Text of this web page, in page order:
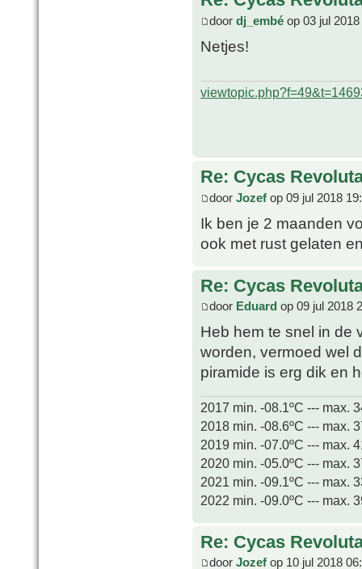
door dj_embé op 03 jul
Netjes!
Re: Cycas
door Jozef op 09 jul 2018
Ik ben je 2 maanden
ook met rust gelaten
Re: Cycas
door Eduard op 09 jul 2018
Heb hem te snel in de
worden, vermoed wel
piramide is erg dik en
2017 min. -08.1ºC --- max.
2018 min. -08.6ºC --- max.
2019 min. -07.0ºC --- max.
2020 min. -05.0ºC --- max.
2021 min. -09.1ºC --- max.
2022 min. -09.0ºC --- max.
Re: Cycas
door Jozef op 10 jul 2018